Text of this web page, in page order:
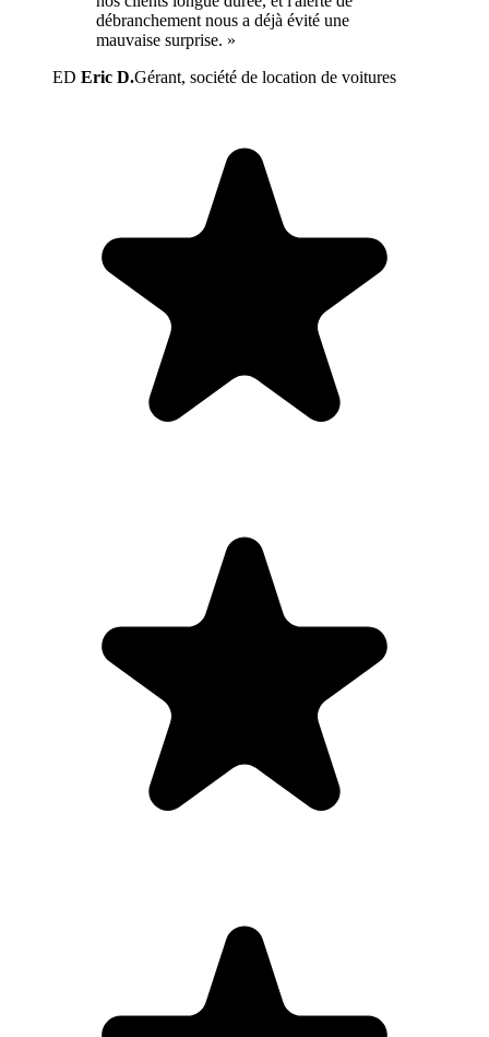
débranchement nous a déjà évité une
mauvaise surprise. »
ED Eric D.Gérant, société de location de voitures